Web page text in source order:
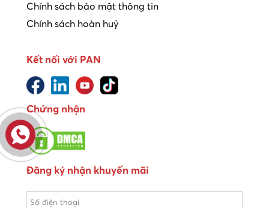
Chính sách bảo mật thông tin
Chính sách hoàn huỷ
Kết nối với PAN
Chứng nhận
Đăng ký nhận khuyến mãi